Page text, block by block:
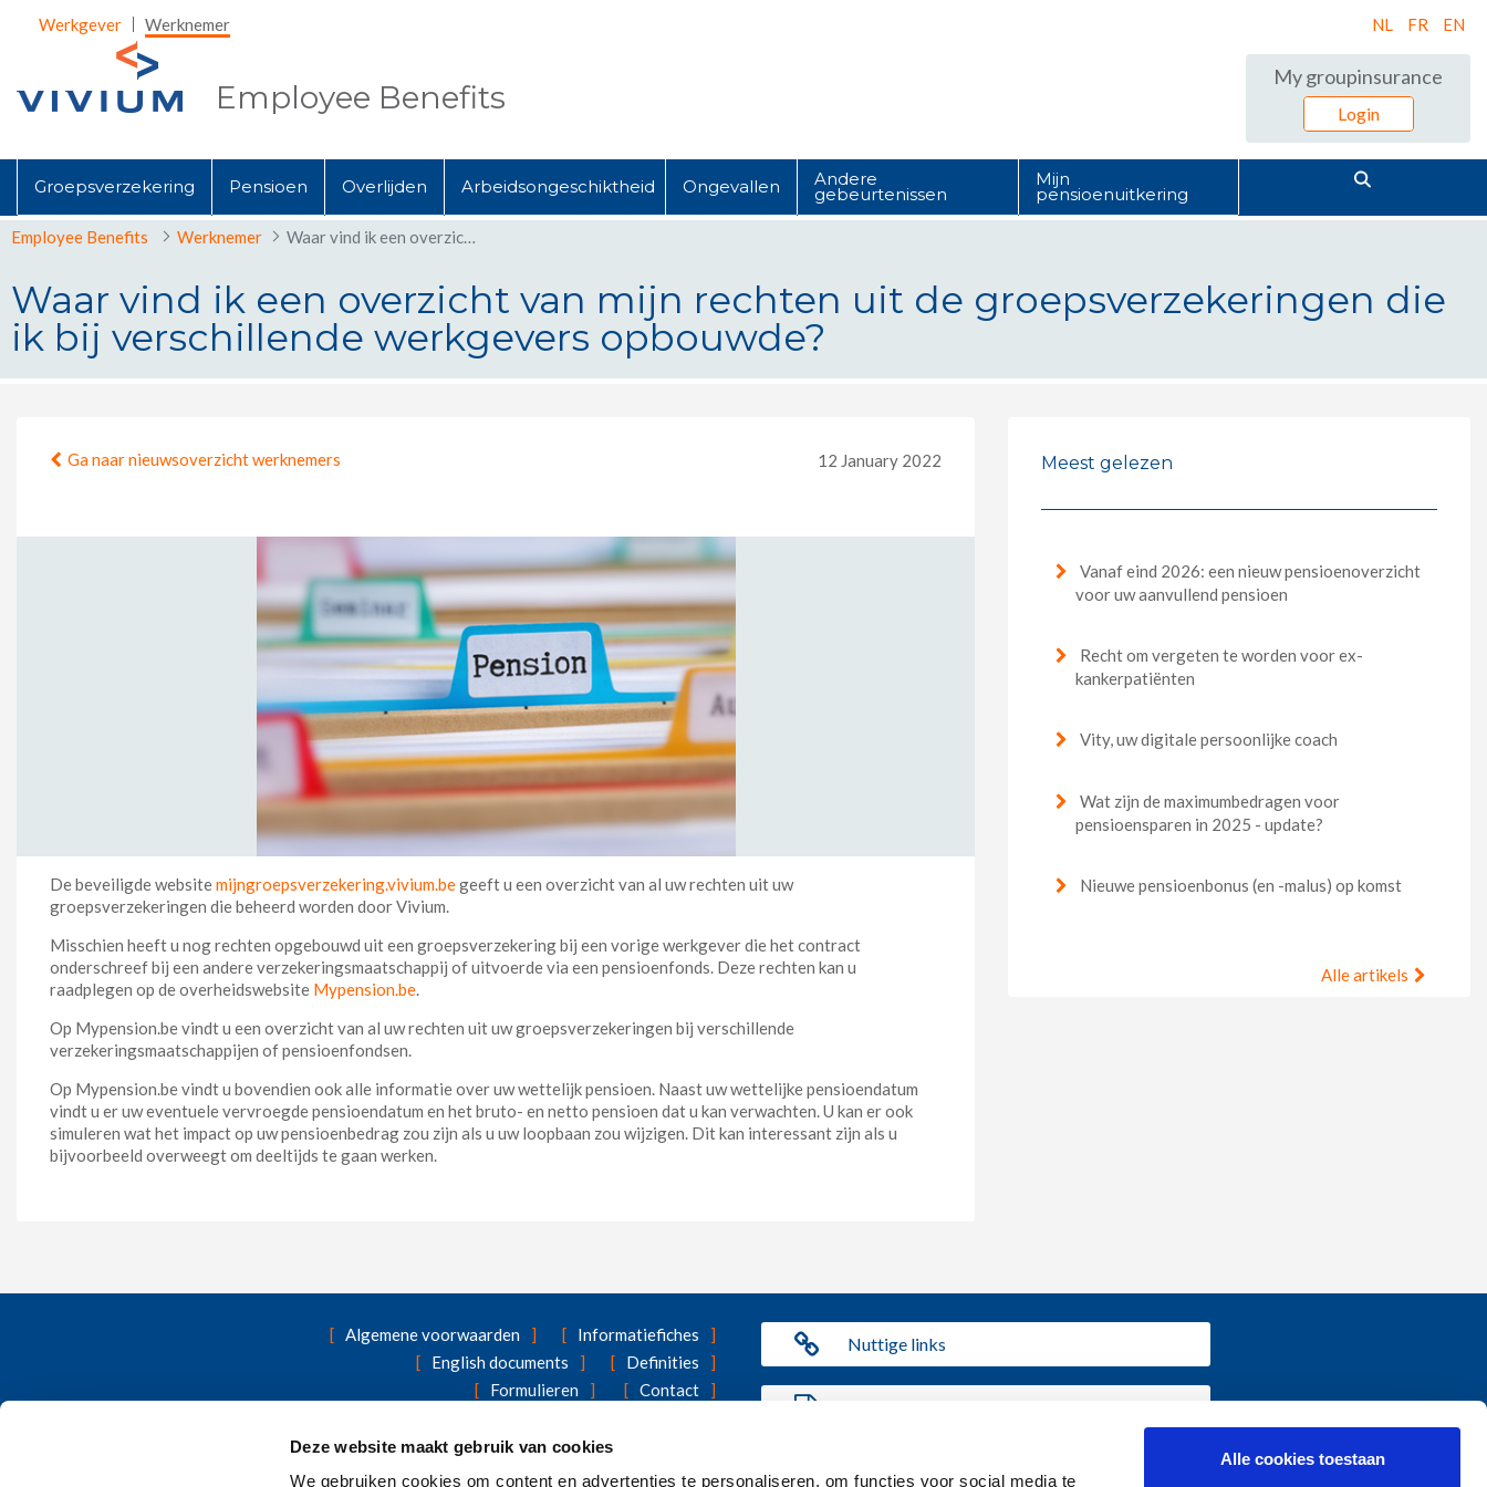
Deze website maakt gebruik van cookies
We gebruiken cookies om content en advertenties te personaliseren, om functies voor social media te
Alle cookies toestaan
Skip to Main Content
Werkgever Werknemer NL FR EN
Employee Benefits
My groupinsurance
Login
Groepsverzekering Pensioen Overlijden Arbeidsongeschiktheid Ongevallen Andere
gebeurtenissen
Mijn
pensioenuitkering
Employee Benefits Werknemer Waar vind ik een overzicht van mijn rechten uit de groepsverzekeringen die ik bij verschillende werkgevers opbouwde?
Waar vind ik een overzicht van mijn rechten uit de groepsverzekeringen die
ik bij verschillende werkgevers opbouwde?
Ga naar nieuwsoverzicht werknemers 12 January 2022
De beveiligde websitemijngroepsverzekering.vivium.begeeft u een overzicht van al uw rechten uit uw
groepsverzekeringen die beheerd worden door Vivium.
Misschien heeft u nog rechten opgebouwd uit een groepsverzekering bij een vorige werkgever die het contract
onderschreef bij een andere verzekeringsmaatschappij of uitvoerde via een pensioenfonds. Deze rechten kan u
raadplegen op de overheidswebsite Mypension.be.
Op Mypension.be vindt u een overzicht van al uw rechten uit uw groepsverzekeringen bij verschillende
verzekeringsmaatschappijen of pensioenfondsen.
Op Mypension.be vindt u bovendien ook alle informatie over uw wettelijk pensioen. Naast uw wettelijke pensioendatum
vindt u er uw eventuele vervroegde pensioendatum en het bruto- en netto pensioen dat u kan verwachten. U kan er ook
simuleren wat het impact op uw pensioenbedrag zou zijn als u uw loopbaan zou wijzigen. Dit kan interessant zijn als u
bijvoorbeeld overweegt om deeltijds te gaan werken.
Meest gelezen
Vanaf eind 2026: een nieuw pensioenoverzicht
voor uw aanvullend pensioen
Recht om vergeten te worden voor ex-
kankerpatiënten
Vity, uw digitale persoonlijke coach
Wat zijn de maximumbedragen voor
pensioensparen in 2025 - update?
Nieuwe pensioenbonus (en -malus) op komst
Alle artikels
Algemene voorwaarden
Informatiefiches
English documents
Definities
Formulieren
Contact
Nuttige links
Op zoek naar andere verzekeringsproducten van Vivium dan de groepsverzekering? U vindt alle informatie terug op